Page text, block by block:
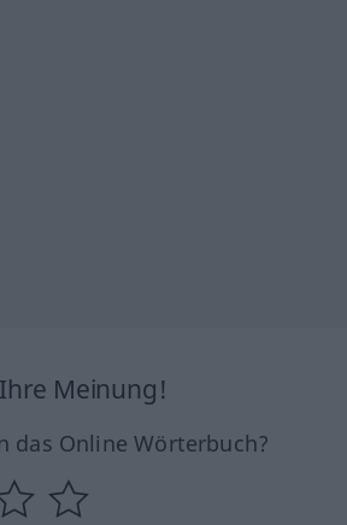
Meinung!
das Online Wörterbuch?